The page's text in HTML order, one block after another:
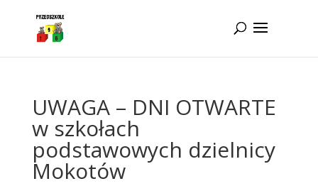
UWAGA – DNI OTWARTE
w szkołach
podstawowych dzielnicy
Mokotów